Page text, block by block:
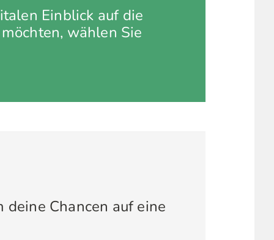
Einblick auf die
wählen Sie
Chancen auf eine